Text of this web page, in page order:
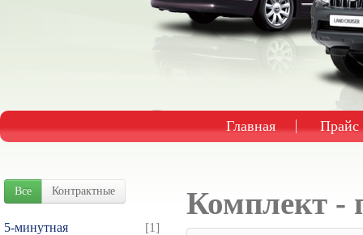
Главная Прайс
Все Контрактные
5-минутная
[1]
Комплект -